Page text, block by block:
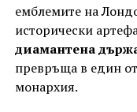
емблемите на
исторически
диамантена
превръща в един
монархия.